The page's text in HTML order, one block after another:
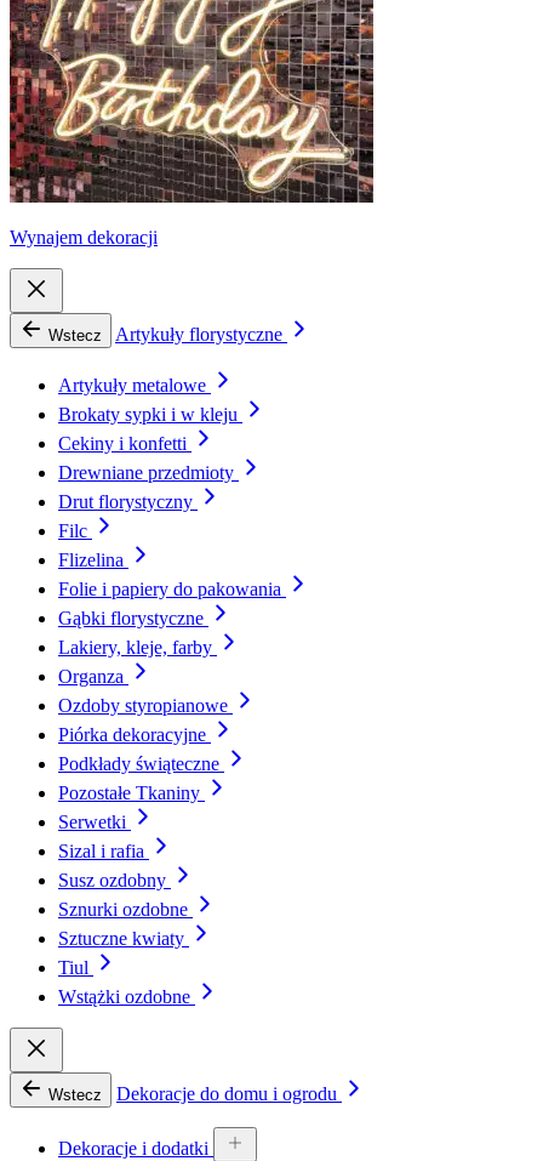
Wynajem dekoracji
Wstecz Artykuły florystyczne
Artykuły metalowe
Brokaty sypki i w kleju
Cekiny i konfetti
Drewniane przedmioty
Drut florystyczny
Filc
Flizelina
Folie i papiery do pakowania
Gąbki florystyczne
Lakiery, kleje, farby
Organza
Ozdoby styropianowe
Piórka dekoracyjne
Podkłady świąteczne
Pozostałe Tkaniny
Serwetki
Sizal i rafia
Susz ozdobny
Sznurki ozdobne
Sztuczne kwiaty
Tiul
Wstążki ozdobne
Wstecz Dekoracje do domu i ogrodu
Dekoracje i dodatki